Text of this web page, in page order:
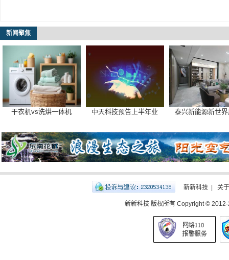
新闻聚焦
干衣机vs洗烘一体机 中天科技预告上半年业 泰兴新能源新世
新新科技 | 关于
新新科技 版权所有 Copyright © 2012-